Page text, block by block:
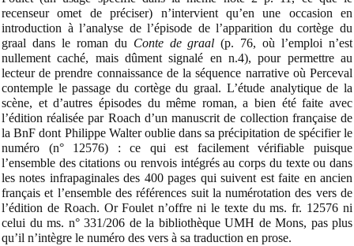
recenseur omet de préciser) n’intervient qu’en une occasion en
introduction à l’analyse de l’épisode de l’apparition du cortège du
graal dans le roman du Conte de graal (p. 76, où l’emploi n’est
nullement caché, mais dûment signalé en n.4), pour permettre au
lecteur de prendre connaissance de la séquence narrative où Perceval
contemple le passage du cortège du graal. L’étude analytique de la
scène, et d’autres épisodes du même roman, a bien été faite avec
l’édition réalisée par Roach d’un manuscrit de collection française de
la BnF dont Philippe Walter oublie dans sa précipitation de spécifier le
numéro (n° 12576) : ce qui est facilement vérifiable puisque
l’ensemble des citations ou renvois intégrés au corps du texte ou dans
les notes infrapaginales des 400 pages qui suivent est faite en ancien
français et l’ensemble des références suit la numérotation des vers de
l’édition de Roach. Or Foulet n’offre ni le texte du ms. fr. 12576 ni
celui du ms. n° 331/206 de la bibliothèque UMH de Mons, pas plus
qu’il n’intègre le numéro des vers à sa traduction en prose.